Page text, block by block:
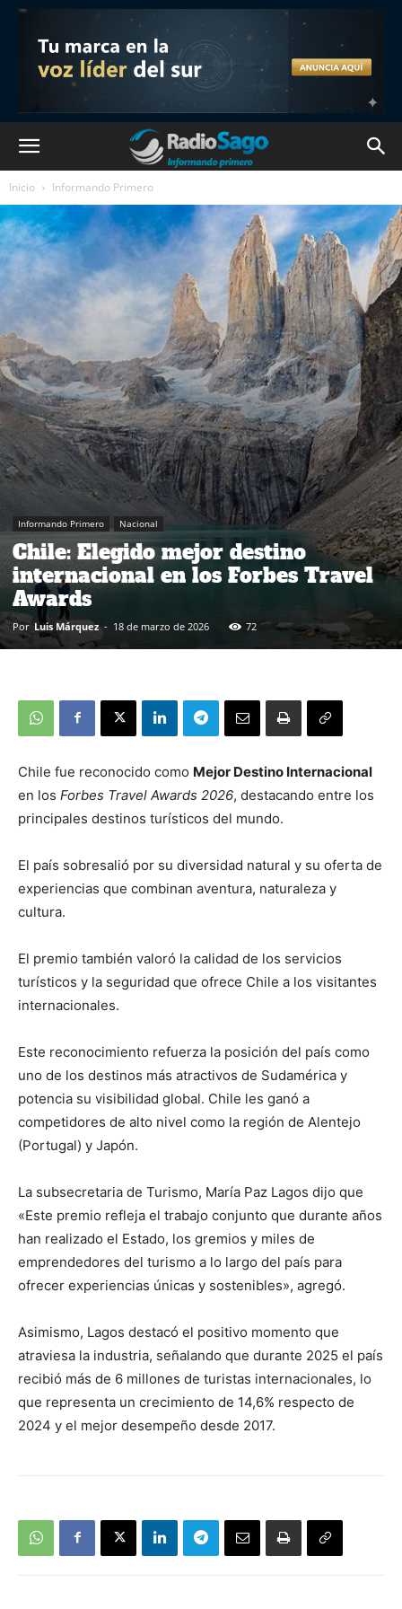
Inicio Informando Primero
Informando Primero Nacional
Chile: Elegido mejor destino
internacional en los Forbes Travel
Awards
Por Luis Márquez - 18 de marzo de 2026 72
Chile fue reconocido como Mejor Destino Internacional
en los Forbes Travel Awards 2026, destacando entre los
principales destinos turísticos del mundo.
El país sobresalió por su diversidad natural y su oferta de
experiencias que combinan aventura, naturaleza y
cultura.
El premio también valoró la calidad de los servicios
turísticos y la seguridad que ofrece Chile a los visitantes
internacionales.
Este reconocimiento refuerza la posición del país como
uno de los destinos más atractivos de Sudamérica y
potencia su visibilidad global. Chile les ganó a
competidores de alto nivel como la región de Alentejo
(Portugal) y Japón.
La subsecretaria de Turismo, María Paz Lagos dijo que
«Este premio refleja el trabajo conjunto que durante años
han realizado el Estado, los gremios y miles de
emprendedores del turismo a lo largo del país para
ofrecer experiencias únicas y sostenibles», agregó.
Asimismo, Lagos destacó el positivo momento que
atraviesa la industria, señalando que durante 2025 el país
recibió más de 6 millones de turistas internacionales, lo
que representa un crecimiento de 14,6% respecto de
2024 y el mejor desempeño desde 2017.